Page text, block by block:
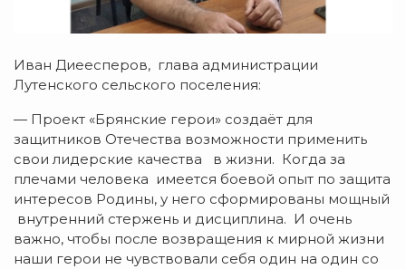
Иван Диеесперов, глава администрации
Лутенского сельского поселения:
— Проект «Брянские герои» создаёт для
защитников Отечества возможности применить
свои лидерские качества в жизни. Когда за
плечами человека имеется боевой опыт по защита
интересов Родины, у него сформированы мощный
внутренний стержень и дисциплина. И очень
важно, чтобы после возвращения к мирной жизни
наши герои не чувствовали себя один на один со